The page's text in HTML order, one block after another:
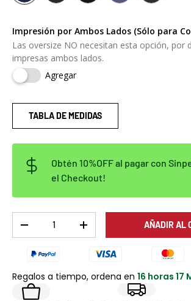
NAVY CHARCOAL GREY
SOLID BLACKOS NAVYOS BLACK
Impresión por Ambos Lados (Sólo para
Las oversize NO necesitan esta opción, por
impresas ambos lados.
Agregar
TABLA DE MEDIDAS
Obtén 10%OFF al pagar con
el Checkout!
DISMINUIR CANTIDADAUMENTAR LA CANTIDAD
AÑADIR AL
Regalos a tiempo, ordena en 16 horas 17